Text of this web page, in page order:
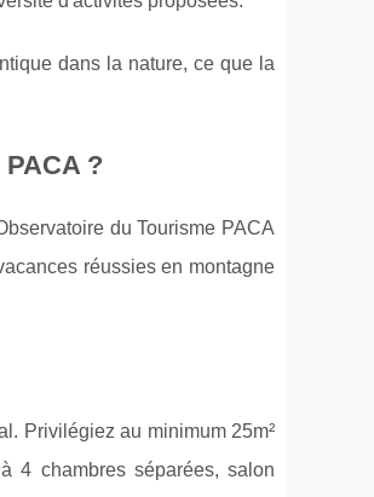
dans la nature, ce que la
?
du Tourisme PACA
réussies en montagne
Privilégiez au minimum 25m²
4 chambres séparées, salon